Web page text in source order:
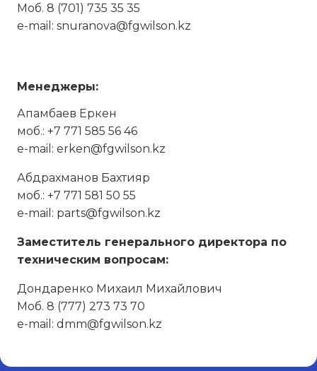
Моб. 8 (701) 735 35 35
e-mail: snuranova@fgwilson.kz
Менеджеры:
Апамбаев Еркен
моб.: +7 771 585 56 46
e-mail: erken@fgwilson.kz
Абдрахманов Бахтияр
моб.: +7 771 581 50 55
e-mail: parts@fgwilson.kz
Заместитель генерального директора по
техническим вопросам:
Дондаренко Михаил Михайлович
Моб. 8 (777) 273 73 70
e-mail: dmm@fgwilson.kz